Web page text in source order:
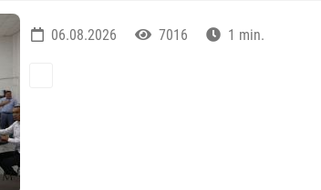
06.08.2026 7016 1 min.